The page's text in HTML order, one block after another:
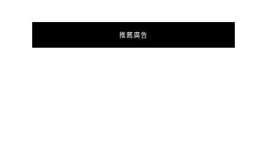
推薦廣告